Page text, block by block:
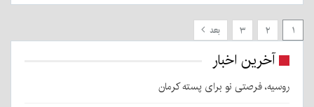
۱ ۲ ۳ بعد
آخرین اخبار
روسیه، فرصتی نو برای پسته کرمان